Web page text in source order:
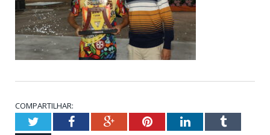
COMPARTILHAR:
TwitterFacebookGoogle+PinterestLinkedInTumblr